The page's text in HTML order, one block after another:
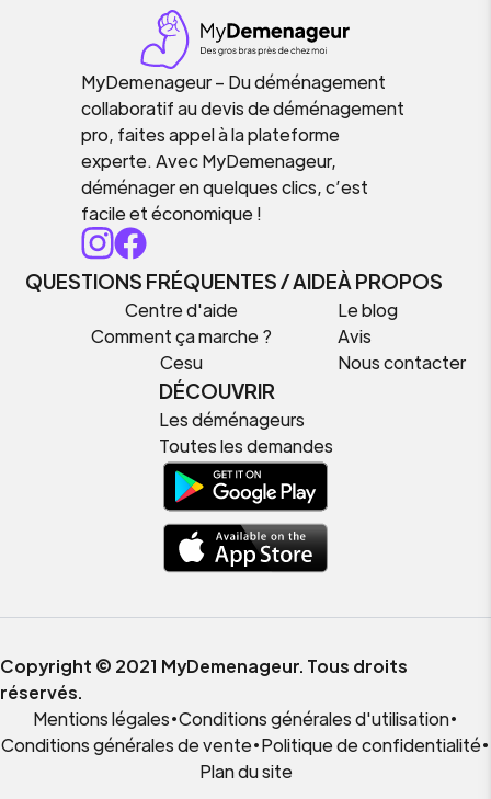
MyDemenageur – Du déménagement
collaboratif au devis de déménagement
pro, faites appel à la plateforme
experte. Avec MyDemenageur,
déménager en quelques clics, c’est
facile et économique !
QUESTIONS FRÉQUENTES / AIDE
Centre d'aide
Comment ça marche ?
Cesu
À PROPOS
Le blog
Avis
Nous contacter
DÉCOUVRIR
Les déménageurs
Toutes les demandes
Copyright © 2021 MyDemenageur. Tous droits
réservés.
Mentions légales•Conditions générales d'utilisation•
Conditions générales de vente•Politique de confidentialité•
Plan du site